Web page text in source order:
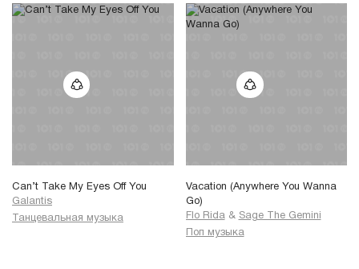
Can’t Take My Eyes Off You
Galantis
Танцевальная музыка
Vacation (Anywhere You Wanna
Go)
Flo Rida & Sage The Gemini
Поп музыка